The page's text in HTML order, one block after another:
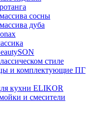
сосны
дуба
стиле
и комплектующие ПГ
кухни ELIKOR
и смесители